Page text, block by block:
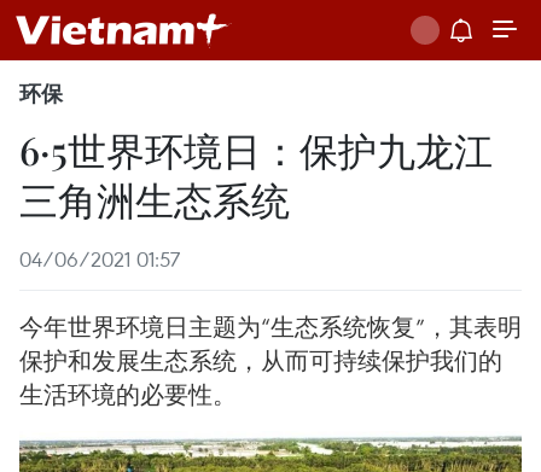
环保
6·5世界环境日：保护九龙江
三角洲生态系统
04/06/2021 01:57
今年世界环境日主题为“生态系统恢复”，其表明
保护和发展生态系统，从而可持续保护我们的
生活环境的必要性。